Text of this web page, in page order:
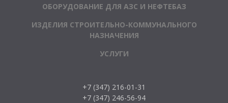
ОБОРУДОВАНИЕ ДЛЯ АЗС И НЕФТЕБАЗ
ИЗДЕЛИЯ СТРОИТЕЛЬНО-КОММУНАЛЬНОГО
НАЗНАЧЕНИЯ
УСЛУГИ
+7 (347) 216-01-31
+7 (347) 246-56-94